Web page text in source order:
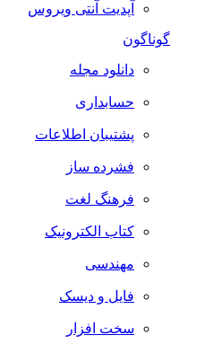
آپدیت آنتی ویروس
گوناگون
دانلود مجله
حسابداری
پشتیبان اطلاعات
فشرده ساز
فرهنگ لغت
کتاب الکترونیک
مهندسی
فایل و دیسک
سخت افزار